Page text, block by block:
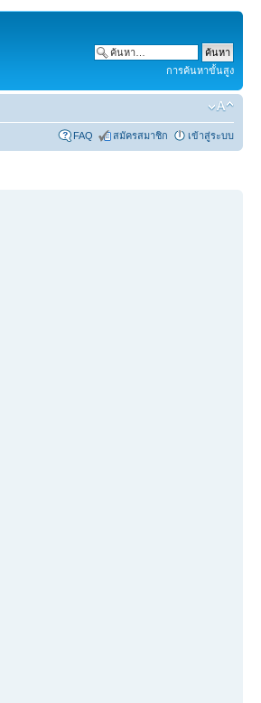
การค้นหาขั้นสูง
FAQ สมัครสมาชิก เข้าสู่ระบบ